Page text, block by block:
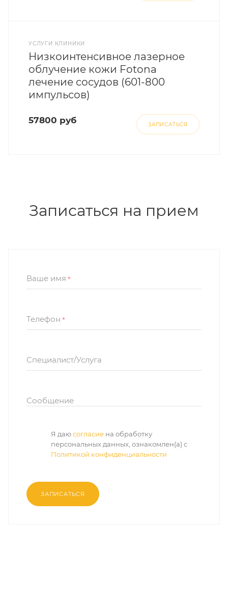
УСЛУГИ КЛИНИКИ
Низкоинтенсивное лазерное
облучение кожи Fotona
лечение сосудов (601-800
импульсов)
57800 руб ЗАПИСАТЬСЯ
Записаться на прием
Ваше имя *
Телефон *
Специалист/Услуга
Сообщение
Я даюсогласие на обработку
персональных данных, ознакомлен(а) с
Политикой конфиденциальности
ЗАПИСАТЬСЯ